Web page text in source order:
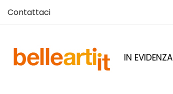
Contattaci
IN EVIDENZA